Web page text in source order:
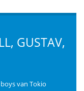
GUSTAV,
van Tokio